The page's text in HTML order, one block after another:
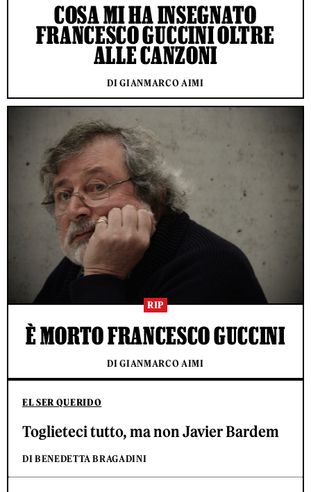
EL SER QUERIDO
Toglieteci tutto, ma non Javier Bardem
DI BENEDETTA BRAGADINI
COSA MI HA INSEGNATO
FRANCESCO GUCCINI OLTRE
ALLE CANZONI
DI GIANMARCO AIMI
RIP
È MORTO FRANCESCO GUCCINI
DI GIANMARCO AIMI